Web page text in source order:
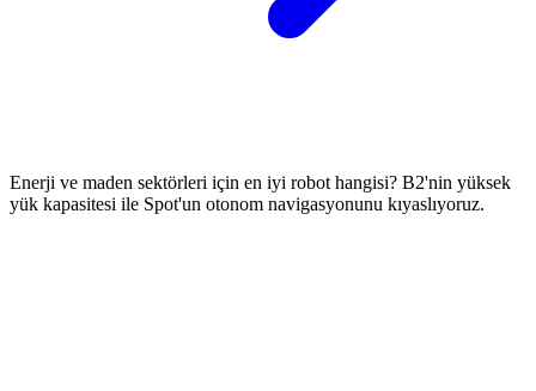
Enerji ve maden sektörleri için en iyi robot hangisi? B2'nin yüksek
yük kapasitesi ile Spot'un otonom navigasyonunu kıyaslıyoruz.